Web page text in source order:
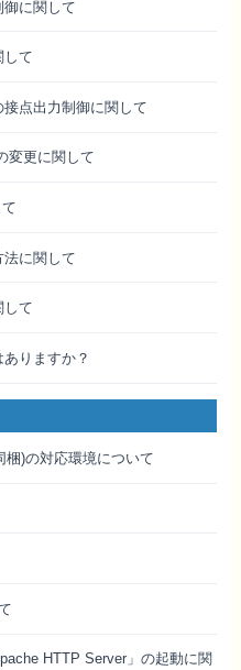
に関して
して
点出力制御に関して
変更に関して
に関して
して
りますか？
梱)の対応環境について
HTTP Server」の起動に関